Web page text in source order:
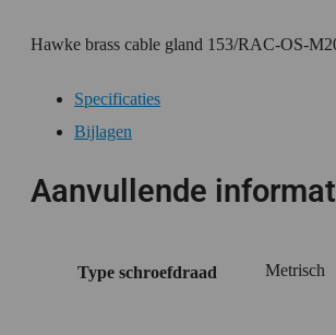
Hawke brass cable gland 153/RAC-OS-
Specificaties
Bijlagen
Aanvullende
Type schroefdraad Metrisch